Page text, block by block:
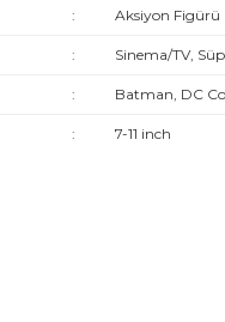
: Aksiyon Figürü
: Sinema/TV,
: Batman, DC
: 7-11 inch